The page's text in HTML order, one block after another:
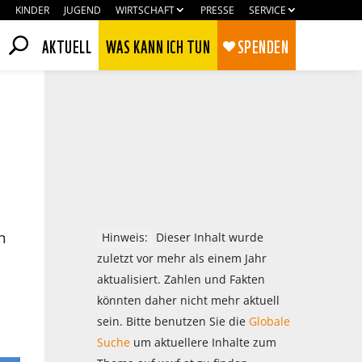
KINDER JUGEND WIRTSCHAFT PRESSE SERVICE
AKTUELL WAS KANN ICH TUN SPENDEN
Hinweis:
Dieser Inhalt wurde
zuletzt vor mehr als einem Jahr
aktualisiert. Zahlen und Fakten
könnten daher nicht mehr aktuell
sein. Bitte benutzen Sie die Globale
Sucheum aktuellere Inhalte zum
Ablehnen